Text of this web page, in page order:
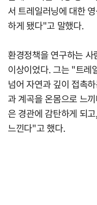
서 트레일러닝에 대한
하게 됐다"고 말했다.
환경정책을 연구하는
이상이었다. 그는 "트레
넘어 자연과 깊이 접촉
과 계곡을 온몸으로 느
은 경관에 감탄하게 되
느낀다"고 했다.